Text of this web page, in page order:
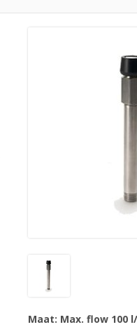
Maat: Max. flow 100